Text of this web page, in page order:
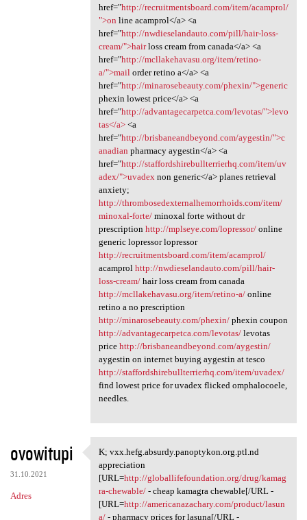
href="http://recruitmentsboard.com/item/acamprol/
">on line acamprol</a> <a
href="http://nwdieselandauto.com/pill/hair-loss-
cream/">hairloss cream from canada</a> <a
href="http://mcllakehavasu.org/item/retino-
a/">mail order retino a</a> <a
href="http://minarosebeauty.com/phexin/">generic
phexin lowest price</a> <a
href="http://advantagecarpetca.com/levotas/">levo
tas</a><a
href="http://brisbaneandbeyond.com/aygestin/">c
anadian pharmacy aygestin</a> <a
href="http://staffordshirebullterrierhq.com/item/uv
adex/">uvadex non generic</a> planes retrieval
anxiety;
http://thrombosedexternalhemorrhoids.com/item/
minoxal-forte/minoxal forte without dr
prescription http://mplseye.com/lopressor/online
generic lopressor lopressor
http://recruitmentsboard.com/item/acamprol/
acamprol http://nwdieselandauto.com/pill/hair-
loss-cream/hair loss cream from canada
http://mcllakehavasu.org/item/retino-a/online
retino a no prescription
http://minarosebeauty.com/phexin/phexin coupon
http://advantagecarpetca.com/levotas/levotas
price http://brisbaneandbeyond.com/aygestin/
aygestin on internet buying aygestin at tesco
http://staffordshirebullterrierhq.com/item/uvadex/
find lowest price for uvadex flicked omphalocoele,
needles.
ovowitupi
31.10.2021
Adres
K; vxx.hefg.absurdy
K; vxx.hefg.absurdy.panoptykon.org.ptl.nd
appreciation
[URL=http://globallifefoundation.org/drug/kamag
ra-chewable/- cheap kamagra chewable[/URL -
[URL=http://americanazachary.com/product/lasun
a/- pharmacy prices for lasuna[/URL -